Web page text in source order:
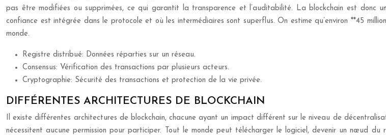
pas être modifiées ou supprimées, ce qui garantit la transparence et l’auditabilité. La blockchain est donc
confiance est intégrée dans le protocole et où les intermédiaires sont superflus. On estime qu’environ **45
monde.
Registre distribué: Données réparties sur un réseau.
Consensus: Vérification des transactions par plusieurs acteurs.
Cryptographie: Sécurité des transactions et protection de la vie privée.
DIFFÉRENTES ARCHITECTURES DE BLOCKCHAIN
Il existe différentes architectures de blockchain, chacune ayant un impact différent sur le niveau de
nécessitent aucune permission pour participer. Tout le monde peut télécharger le logiciel, devenir un nœud